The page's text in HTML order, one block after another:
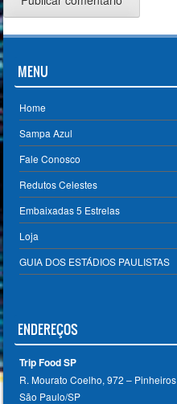
MENU
Home
Sampa Azul
Fale Conosco
Redutos Celestes
Embaixadas 5 Estrelas
Loja
GUIA DOS ESTÁDIOS PAULISTAS
ENDEREÇOS
Trip Food SP
R. Mourato Coelho, 972 – Pinheiros
São Paulo/SP ‎